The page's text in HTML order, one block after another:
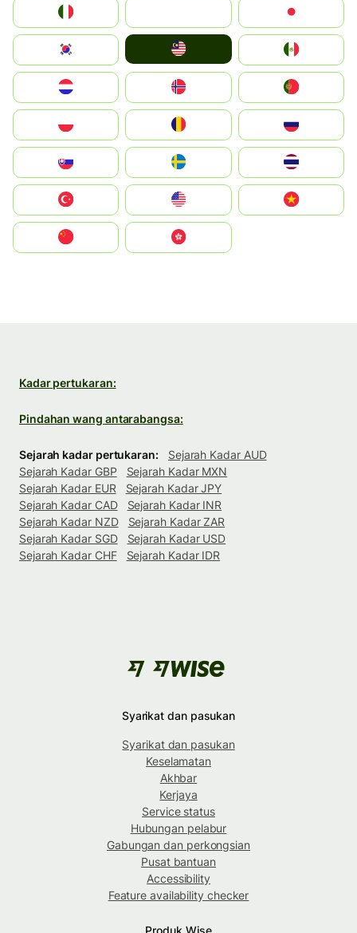
South Korea
United States
中國香港特別行政區
Kadar pertukaran:
Pindahan wang antarabangsa:
Sejarah kadar pertukaran:
Sejarah Kadar AUD
Sejarah Kadar GBP
Sejarah Kadar MXN
Sejarah Kadar EUR
Sejarah Kadar JPY
Sejarah Kadar CAD
Sejarah Kadar INR
Sejarah Kadar NZD
Sejarah Kadar ZAR
Sejarah Kadar SGD
Sejarah Kadar USD
Sejarah Kadar CHF
Sejarah Kadar IDR
Syarikat dan pasukan
Syarikat dan pasukan
Keselamatan
Akhbar
Kerjaya
Service status
Hubungan pelabur
Gabungan dan perkongsian
Pusat bantuan
Accessibility
Feature availability checker
Produk Wise